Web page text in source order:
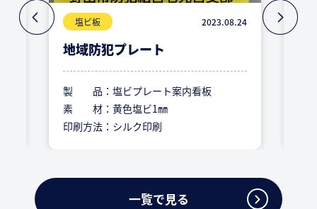
塩ビ板 2023.08.24
地域防犯プレート
製 品： 塩ビプレート案内看板
素 材： 黄色塩ビ1㎜
印刷方法： シルク印刷
一覧で見る